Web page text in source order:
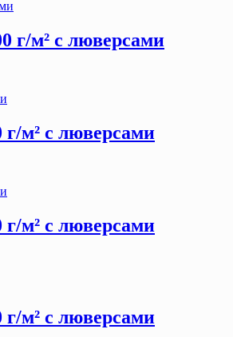
г/м² с люверсами
м² с люверсами
м² с люверсами
м² с люверсами